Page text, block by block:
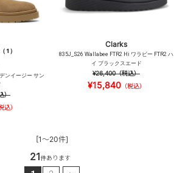
（1）
ンイージー サン
）
込）
Clarks
835J_S26 Wallabee FTR2 Hi ワラビー FTR2 ハ
イ ブラックスエード
¥26,400（税込）
¥15,840（税込）
[1～20件]
21件あります